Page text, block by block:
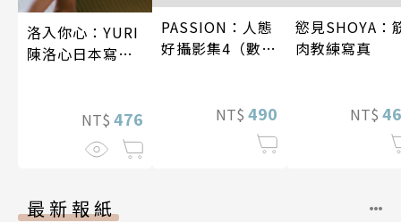
洛入你心：YURI
陳洛心日本寫真
NT$ 476
PASSION：人態
好攝影集4（數位
NT$ 490
慾見SHOYA：
肉教練寫真
NT$
最新報紙